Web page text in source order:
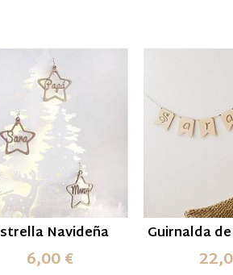
Navideña
6,00 €
Guirnalda